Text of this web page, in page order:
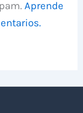
Aprende